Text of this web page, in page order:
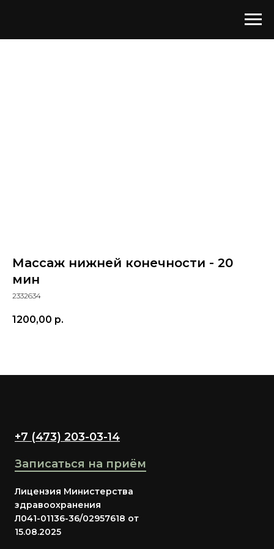
Массаж нижней конечности - 20
мин
2332634
1200,00 р.
+7 (473) 203-03-14
Записаться на приём
Лицензия Министерства
здравоохранения
Л041-01136-36/02957618 от
15.08.2025